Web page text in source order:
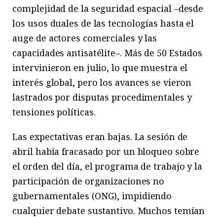
complejidad de la seguridad espacial –desde
los usos duales de las tecnologías hasta el
auge de actores comerciales y las
capacidades antisatélite–. Más de 50 Estados
intervinieron en julio, lo que muestra el
interés global, pero los avances se vieron
lastrados por disputas procedimentales y
tensiones políticas.
Las expectativas eran bajas. La sesión de
abril había fracasado por un bloqueo sobre
el orden del día, el programa de trabajo y la
participación de organizaciones no
gubernamentales (ONG), impidiendo
cualquier debate sustantivo. Muchos temían